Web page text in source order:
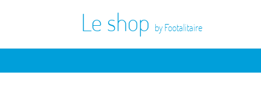
Le shop by Footalitaire